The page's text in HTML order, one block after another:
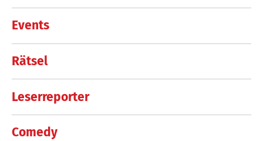
Events
Rätsel
Leserreporter
Comedy